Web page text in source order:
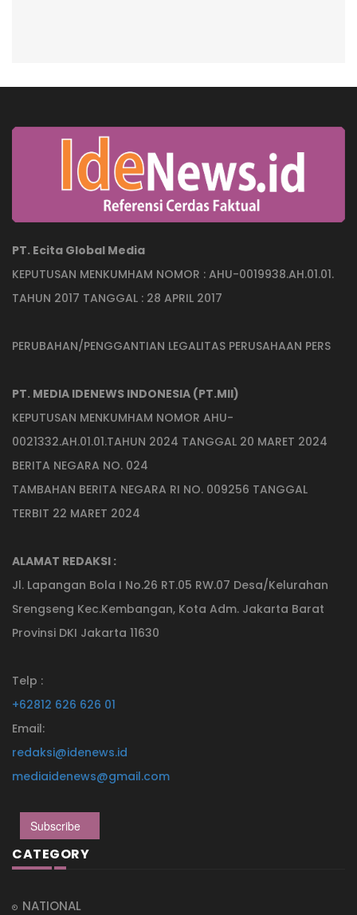
PT. Ecita Global Media
KEPUTUSAN MENKUMHAM NOMOR : AHU-0019938.AH.01.01.
TAHUN 2017 TANGGAL : 28 APRIL 2017
PERUBAHAN/PENGGANTIAN LEGALITAS PERUSAHAAN PERS
PT. MEDIA IDENEWS INDONESIA (PT.MII)
KEPUTUSAN MENKUMHAM NOMOR AHU-
0021332.AH.01.01.TAHUN 2024 TANGGAL 20 MARET 2024
BERITA NEGARA NO. 024
TAMBAHAN BERITA NEGARA RI NO. 009256 TANGGAL
TERBIT 22 MARET 2024
ALAMAT REDAKSI :
Jl. Lapangan Bola I No.26 RT.05 RW.07 Desa/Kelurahan
Srengseng Kec.Kembangan, Kota Adm. Jakarta Barat
Provinsi DKI Jakarta 11630
Telp :
+62812 626 626 01
Email:
redaksi@idenews.id
mediaidenews@gmail.com
Subscribe
CATEGORY
NATIONAL